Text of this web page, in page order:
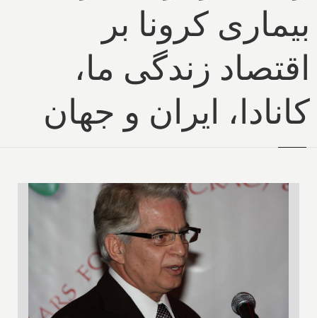
بیماری کرونا بر
اقتصاد زندگی ما،
کانادا، ایران و جهان